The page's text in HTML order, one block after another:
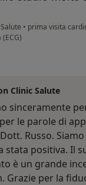
• prima visita
MG MMT
Clinic Salute
sinceramente
le parole di
Russo.
stata positiva. Il
è un grande
Grazie per la